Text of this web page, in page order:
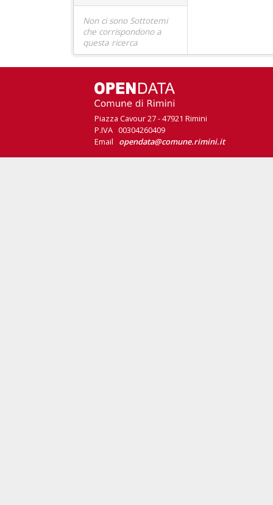
Non ci sono Sottotemi
che corrispondono a
questa ricerca
Piazza Cavour 27 - 47921 Rimini
P.IVA 00304260409
Email opendata@comune.rimini.it